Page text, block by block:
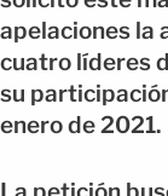
apelaciones la
cuatro líderes
su
enero de 2021.